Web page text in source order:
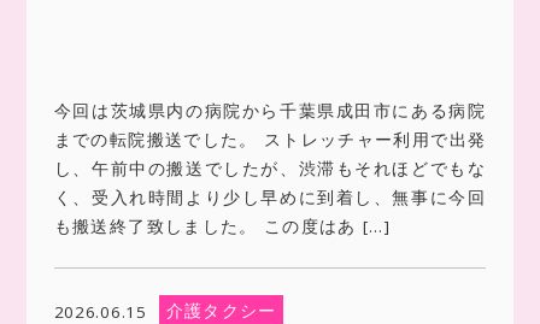
今回は茨城県内の病院から千葉県成田市にある病院
までの転院搬送でした。 ストレッチャー利用で出発
し、午前中の搬送でしたが、渋滞もそれほどでもな
く、受入れ時間より少し早めに到着し、無事に今回
も搬送終了致しました。 この度はあ […]
2026.06.15 介護タクシー